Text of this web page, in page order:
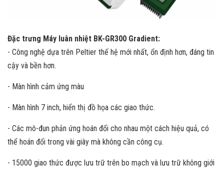
Đặc trưng Máy luân nhiệt BK-GR300 Gradient:
- Công nghệ dựa trên Peltier thế hệ mới nhất, ổn định hơn, đáng tin
cậy và bền hơn.
- Màn hình cảm ứng màu
- Màn hình 7 inch, hiển thị đồ họa các giao thức.
- Các mô-đun phản ứng hoán đổi cho nhau một cách hiệu quả, có
thể hoán đổi trong vài giây mà không cần công cụ.
- 15000 giao thức được lưu trữ trên bo mạch và lưu trữ không giới